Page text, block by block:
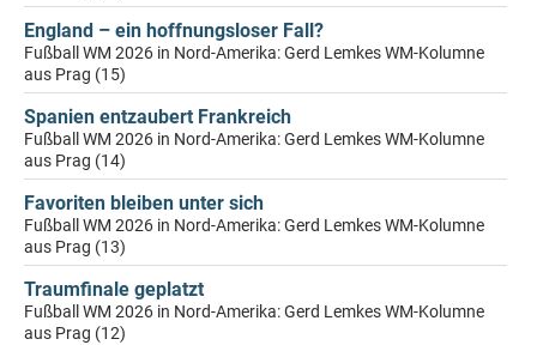
England – ein hoffnungsloser Fall?
Fußball WM 2026 in Nord-Amerika: Gerd Lemkes WM-Kolumne
aus Prag (15)
Spanien entzaubert Frankreich
Fußball WM 2026 in Nord-Amerika: Gerd Lemkes WM-Kolumne
aus Prag (14)
Favoriten bleiben unter sich
Fußball WM 2026 in Nord-Amerika: Gerd Lemkes WM-Kolumne
aus Prag (13)
Traumfinale geplatzt
Fußball WM 2026 in Nord-Amerika: Gerd Lemkes WM-Kolumne
aus Prag (12)